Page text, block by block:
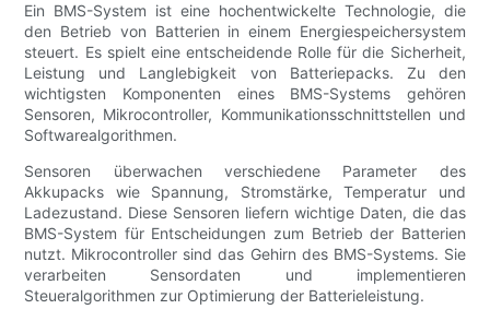
Ein BMS-System ist eine hochentwickelte Technologie, die
den Betrieb von Batterien in einem Energiespeichersystem
steuert. Es spielt eine entscheidende Rolle für die Sicherheit,
Leistung und Langlebigkeit von Batteriepacks. Zu den
wichtigsten Komponenten eines BMS-Systems gehören
Sensoren, Mikrocontroller, Kommunikationsschnittstellen und
Softwarealgorithmen.
Sensoren überwachen verschiedene Parameter des
Akkupacks wie Spannung, Stromstärke, Temperatur und
Ladezustand. Diese Sensoren liefern wichtige Daten, die das
BMS-System für Entscheidungen zum Betrieb der Batterien
nutzt. Mikrocontroller sind das Gehirn des BMS-Systems. Sie
verarbeiten Sensordaten und implementieren
Steueralgorithmen zur Optimierung der Batterieleistung.